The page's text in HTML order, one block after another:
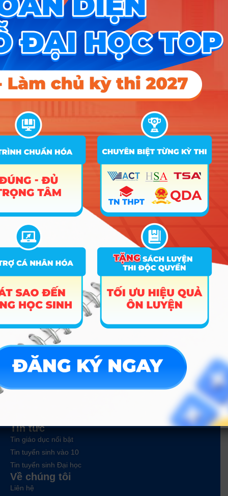
7 Quản trị kinh doanh
D01; D07; D08;
D11
Tài chính – Ngân hàng
D01; D07; D08;
D11
23.4 27.68 25.07
Quản lí công
D01; D14; D15;
D66
23.07 26.33 16
10
D66
25.38 27.3 24.87
11
trường
C01; C02; C04;
D01
20.86 17.1 16
12
Logistics và Quản lí chuỗi
cung ứng
23.66 27.78
Công tác xã hội
C00; D01; D14;
24.66
Quản trị dịch vụ du lịch và
lữ hành
D66
15 Quản trị khách sạn
D01; D14; D15;
23.54 26.62 24.68
Hướng nghiệp
HOCMAI
ĐĂNG KÝ NGAY
Trắc nghiệm MBTI
Tin tức
Tin giáo dục nổi bật
Tin tuyển sinh vào 10
Tin tuyển sinh Đại học
Về chúng tôi
Liên hệ